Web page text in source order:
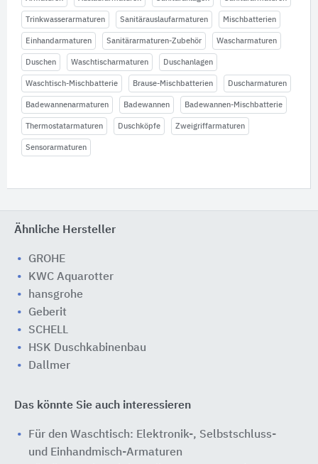
Trinkwasserarmaturen Sanitärauslaufarmaturen Mischbatterien
Einhandarmaturen Sanitärarmaturen-Zubehör Wascharmaturen
Duschen Waschtischarmaturen Duschanlagen
Waschtisch-Mischbatterie Brause-Mischbatterien Duscharmaturen
Badewannenarmaturen Badewannen Badewannen-Mischbatterie
Thermostatarmaturen Duschköpfe Zweigriffarmaturen
Sensorarmaturen
Ähnliche Hersteller
GROHE
KWC Aquarotter
hansgrohe
Geberit
SCHELL
HSK Duschkabinenbau
Dallmer
Das könnte Sie auch interessieren
Für den Waschtisch: Elektronik-, Selbstschluss-
und Einhandmisch-Armaturen